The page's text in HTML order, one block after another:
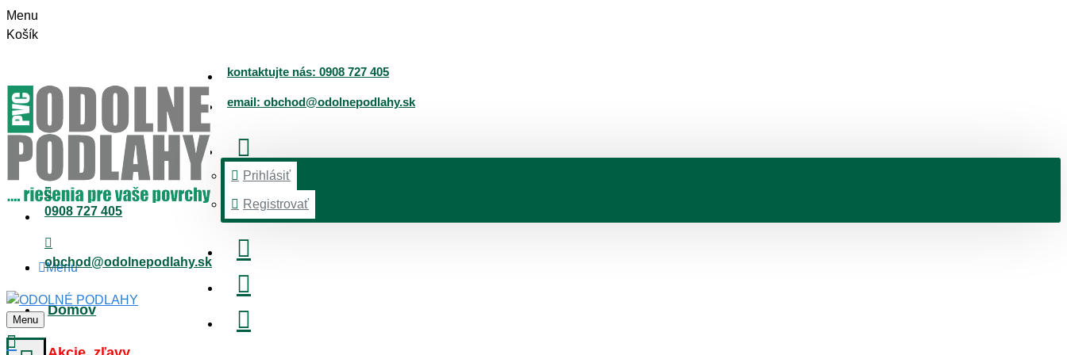
Menu
Košík
kontaktujte nás: 0908 727 405
email: obchod@odolnepodlahy.sk
Prihlásiť
Registrovať
Menu
Domov
0908 727 405
obchod@odolnepodlahy.sk
Menu